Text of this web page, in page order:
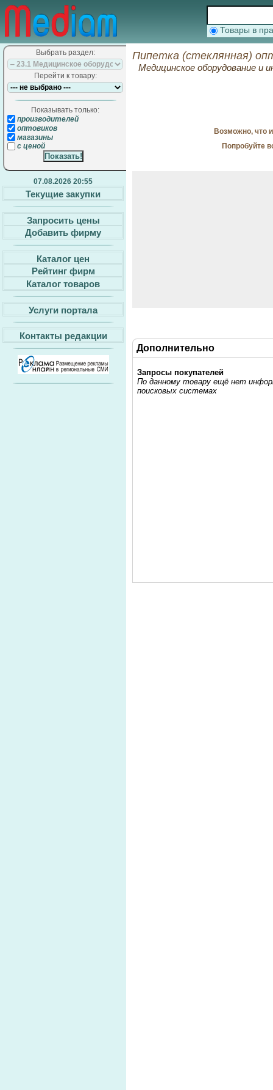
Товары в
Выбрать раздел:
Перейти к товару:
Показывать только:
производителей
оптовиков
магазины
с ценой
07.08.2026 20:55
Текущие закупки
Запросить цены
Добавить фирму
Каталог цен
Рейтинг фирм
Каталог товаров
Услуги портала
Контакты редакции
Пипетка (стеклянная)
Медицинское оборудование и
Возможно, что
Попробуйте
Дополнительно
Запросы покупателей
По данному товару ещё нет
поисковых системах